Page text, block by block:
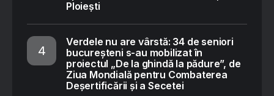
Ploiești
Verdele nu are vârstă: 34 de seniori
bucureșteni s-au mobilizat în
proiectul „De la ghindă la pădure”, de
Ziua Mondială pentru Combaterea
Deșertificării și a Secetei